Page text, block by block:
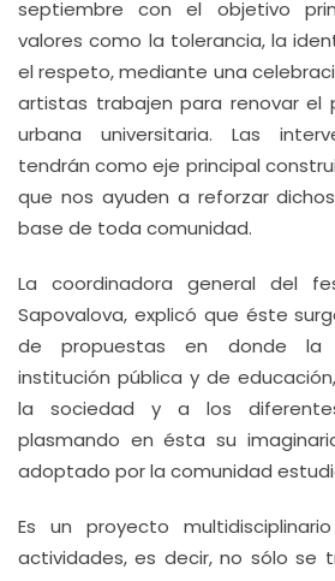
septiembre con el objetivo
valores como la tolerancia, la
el respeto, mediante una
artistas trabajen para renovar el
urbana universitaria. Las
tendrán como eje principal
que nos ayuden a reforzar
base de toda comunidad.
La coordinadora general del
Sapovalova, explicó que éste
de propuestas en donde la
institución pública y de
la sociedad y a los
plasmando en ésta su
adoptado por la comunidad
Es un proyecto
actividades, es decir, no sólo se